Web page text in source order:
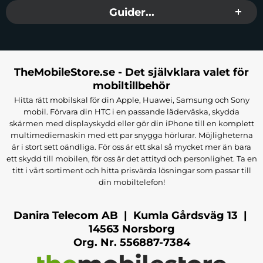
Guider...
TheMobileStore.se - Det självklara valet för
mobiltillbehör
Hitta rätt mobilskal för din Apple, Huawei, Samsung och Sony
mobil. Förvara din HTC i en passande läderväska, skydda
skärmen med displayskydd eller gör din iPhone till en komplett
multimediemaskin med ett par snygga hörlurar. Möjligheterna
är i stort sett oändliga. För oss är ett skal så mycket mer än bara
ett skydd till mobilen, för oss är det attityd och personlighet. Ta en
titt i vårt sortiment och hitta prisvärda lösningar som passar till
din mobiltelefon!
Danira Telecom AB | Kumla Gårdsväg 13 |
14563 Norsborg
Org. Nr. 556887-7384